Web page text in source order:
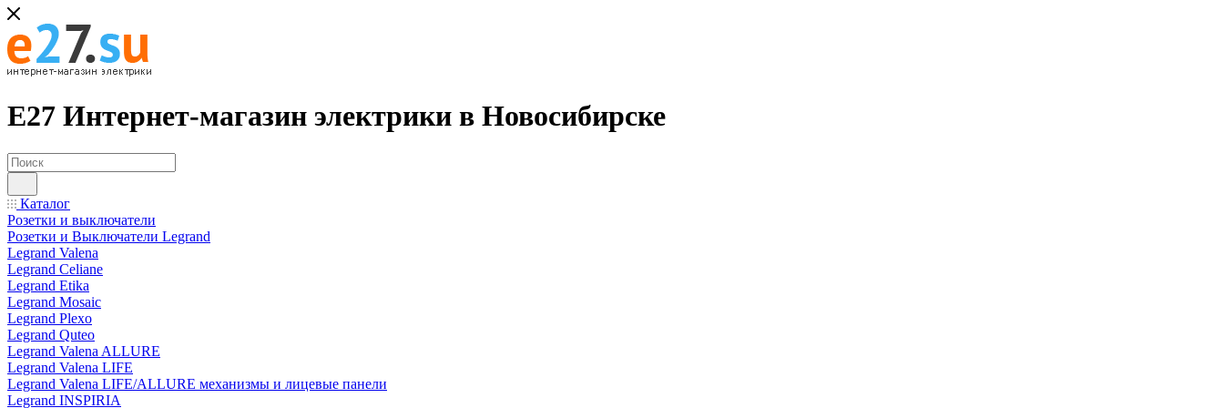
Е27 Интернет-магазин электрики в Новосибирске
Каталог
Розетки и выключатели
Розетки и Выключатели Legrand
Legrand Valena
Legrand Celiane
Legrand Etika
Legrand Mosaic
Legrand Plexo
Legrand Quteo
Legrand Valena ALLURE
Legrand Valena LIFE
Legrand Valena LIFE/ALLURE механизмы и лицевые панели
Legrand INSPIRIA